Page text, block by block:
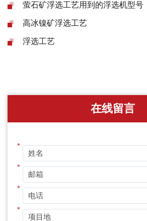
萤石矿浮选工艺用到的浮选机型号
高冰镍矿浮选工艺
浮选工艺
在线留言
*
*
*
*